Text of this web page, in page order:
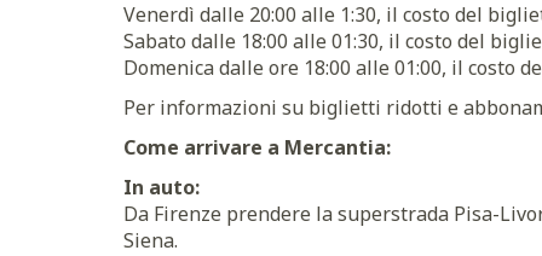
Venerdì dalle 20:00 alle 1:30, il costo del
Sabato dalle 18:00 alle 01:30, il costo del
Domenica dalle ore 18:00 alle 01:00, il costo
Per informazioni su biglietti ridotti e
Come arrivare a Mercantia:
In auto:
Da Firenze prendere la superstrada Pisa-
Siena.